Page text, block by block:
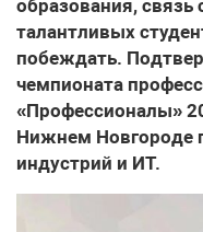
образования,
талантливых
побеждать.
чемпионата
«Профессионалы»
Нижнем Новгороде
индустрий и ИТ.